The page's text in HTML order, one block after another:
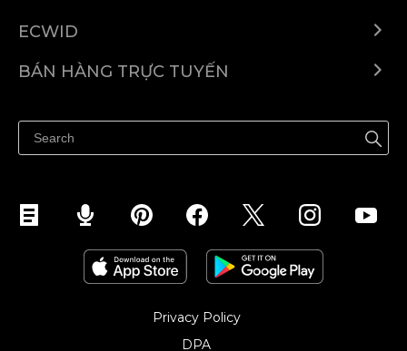
ECWID
Trung tâm trợ giúp
BÁN HÀNG TRỰC TUYẾN
Quảng bá ở bất cứ đâu
Kiểm soát mọi thứ
Privacy Policy
DPA